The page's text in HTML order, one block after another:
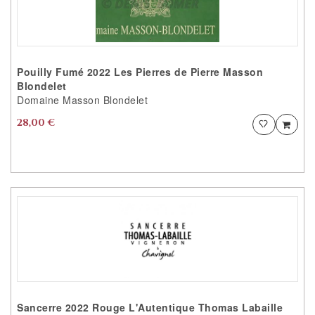
ACCEDER AU
FAVORITES
Pouilly Fumé 2022 Les Pierres de Pierre Masson
Blondelet
Domaine Masson Blondelet
28,00 € Ajouter
FAVORITES AVEC SUCCÈS
VOULEZ VOUS CONTINUER ?
CONTINUER VOS
ACHATS
Sancerre 2022 Rouge L'Autentique Thomas Labaille